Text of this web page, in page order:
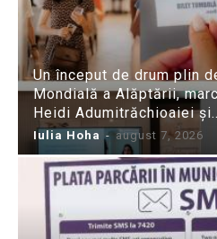
Un început de drum plin
Mondială a Alăptării,
Heidi Adumitrăchioaiei
Iulia Hoha - august 7, 2026